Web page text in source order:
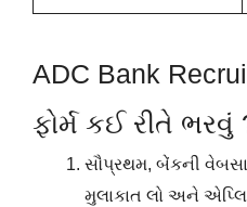
ADC Bank
ફોર્મ કઈ રીતે ભરવું
સૌપ્રથમ, બેંકની
મુલાકાત લો અને